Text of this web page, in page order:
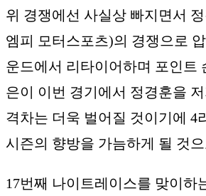
위 경쟁에선 사실상 빠지면서
엠피 모터스포츠)의 경쟁으로
운드에서 리타이어하며 포인트
은이 이번 경기에서 정경훈을
격차는 더욱 벌어질 것이기에 4
시즌의 향방을 가늠하게 될 것
17번째 나이트레이스를 맞이하